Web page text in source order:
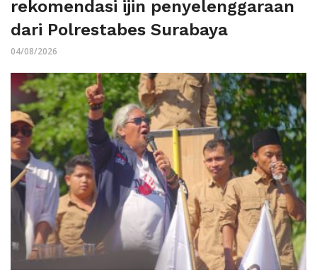
rekomendasi ijin penyelenggaraan
dari Polrestabes Surabaya
04/08/2026